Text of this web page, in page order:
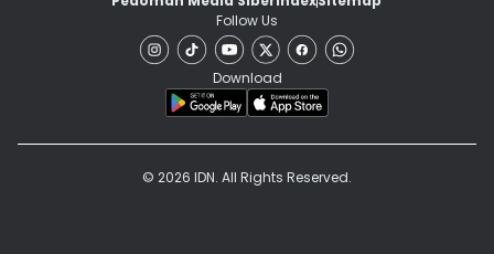
Follow Us
Download
© 2026 IDN. All Rights Reserved.